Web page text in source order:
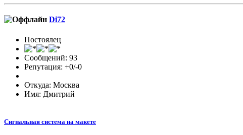
Di72
Постоялец
Сообщений: 93
Репутация: +0/-0
Откуда: Москва
Имя: Дмитрий
Сигнальная система на макете